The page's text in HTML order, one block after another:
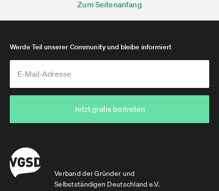
Zum Seitenanfang
Verband der Gründer und
Selbstständigen Deutschland e.V.
Werde Teil unserer Community und bleibe informiert
Jetzt gratis beitreten